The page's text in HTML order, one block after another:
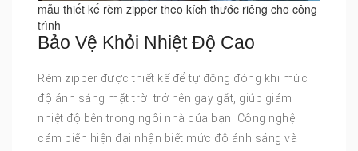
mẫu thiết kế rèm zipper theo kích thước riêng cho công
trình
Bảo Vệ Khỏi Nhiệt Độ Cao
Rèm zipper được thiết kế để tự động đóng khi mức
độ ánh sáng mặt trời trở nên gay gắt, giúp giảm
nhiệt độ bên trong ngôi nhà của bạn. Công nghệ
cảm biến hiện đại nhận biết mức độ ánh sáng và